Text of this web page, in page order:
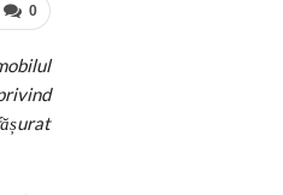
0